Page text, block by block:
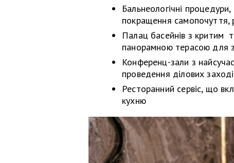
Бальнеологічні
покращення самопочуття,
Палац басейнів з критим
панорамною терасою для
Конференц-зали з
проведення ділових
Ресторанний сервіс, що
кухню